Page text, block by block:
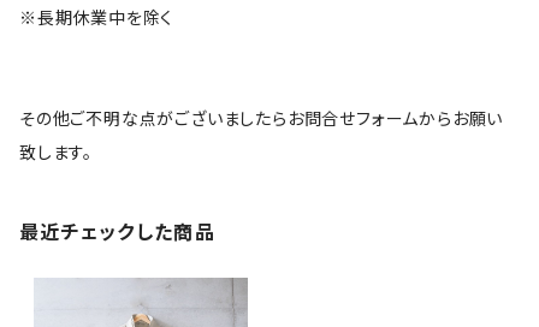
※長期休業中を除く
その他ご不明な点がございましたらお問合せフォームからお願い
致します。
最近チェックした商品